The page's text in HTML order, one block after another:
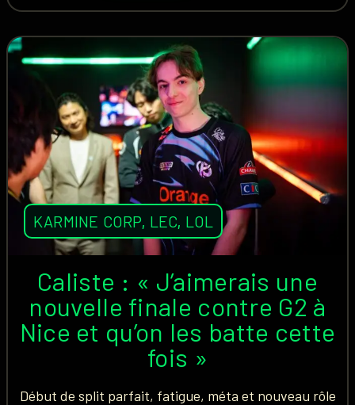
KARMINE CORP, LEC, LOL
Caliste : « J’aimerais une
nouvelle finale contre G2 à
Nice et qu’on les batte cette
fois »
Début de split parfait, fatigue, méta et nouveau rôle